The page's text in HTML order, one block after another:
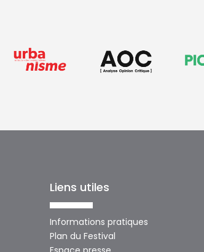
Liens utiles
Informations pratiques
Plan du Festival